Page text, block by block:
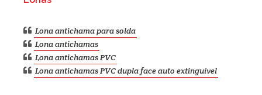
Lona antichama para solda
Lona antichamas
Lona antichamas PVC
Lona antichamas PVC dupla face auto extinguível